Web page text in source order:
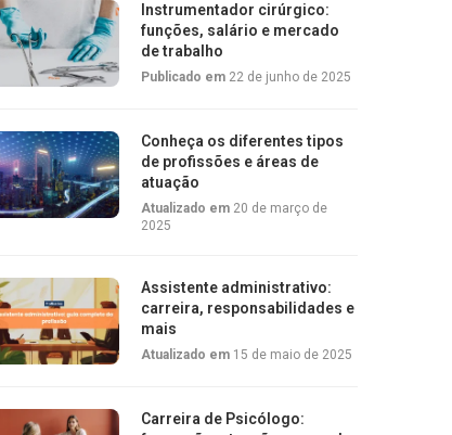
Instrumentador cirúrgico:
funções, salário e mercado
de trabalho
Publicado em 22 de junho de 2025
Conheça os diferentes tipos
de profissões e áreas de
atuação
Atualizado em 20 de março de
2025
Assistente administrativo:
carreira, responsabilidades e
mais
Atualizado em 15 de maio de 2025
Carreira de Psicólogo: